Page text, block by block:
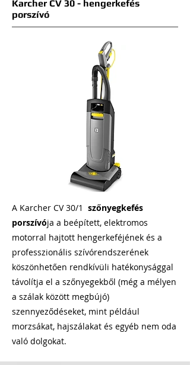
Karcher CV 30 - hengerkefés
porszívó
A Karcher CV 30/1 szőnyegkefés
porszívója a beépített, elektromos
motorral hajtott hengerkeféjének és a
professzionális szívórendszerének
köszönhetően rendkívüli hatékonysággal
távolítja el a szőnyegekből (még a mélyen
a szálak között megbújó)
szennyeződéseket, mint például
morzsákat, hajszálakat és egyéb nem oda
való dolgokat.